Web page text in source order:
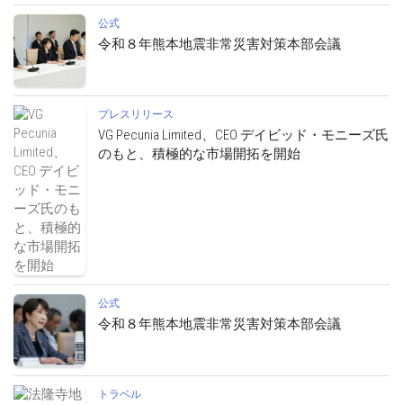
公式
令和８年熊本地震非常災害対策本部会議
プレスリリース
VG Pecunia Limited、CEO デイビッド・モニーズ氏
のもと、積極的な市場開拓を開始
公式
令和８年熊本地震非常災害対策本部会議
トラベル